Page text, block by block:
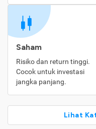
Saham
Risiko dan return tinggi.
Cocok untuk investasi
jangka panjang.
Lihat